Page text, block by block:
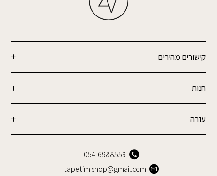
קישורים מהירים
חנות
עזרה
054-6988559
tapetim.shop@gmail.com